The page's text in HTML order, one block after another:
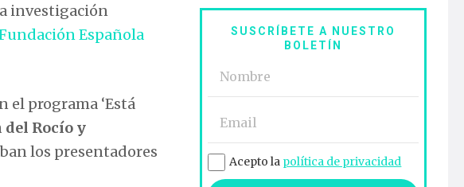
investigación
Española
el programa ‘Está
Rocío y
los presentadores
SUSCRÍBETE A NUESTRO
BOLETÍN
Acepto la política de privacidad